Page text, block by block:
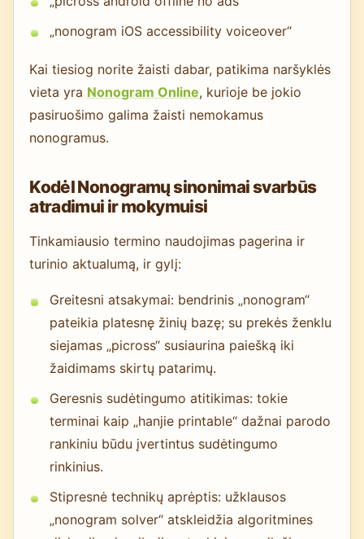
„nonogram iOS accessibility voiceover“
Kai tiesiog norite žaisti dabar, patikima naršyklės
vieta yra Nonogram Online, kurioje be jokio
pasiruošimo galima žaisti nemokamus
nonogramus.
Kodėl Nonogramų sinonimai svarbūs
atradimui ir mokymuisi
Tinkamiausio termino naudojimas pagerina ir
turinio aktualumą, ir gylį:
Greitesni atsakymai: bendrinis „nonogram“
pateikia platesnę žinių bazę; su prekės ženklu
siejamas „picross“ susiaurina paiešką iki
žaidimams skirtų patarimų.
Geresnis sudėtingumo atitikimas: tokie
terminai kaip „hanjie printable“ dažnai parodo
rankiniu būdu įvertintus sudėtingumo
rinkinius.
Stipresnė technikų aprėptis: užklausos
„nonogram solver“ atskleidžia algoritmines